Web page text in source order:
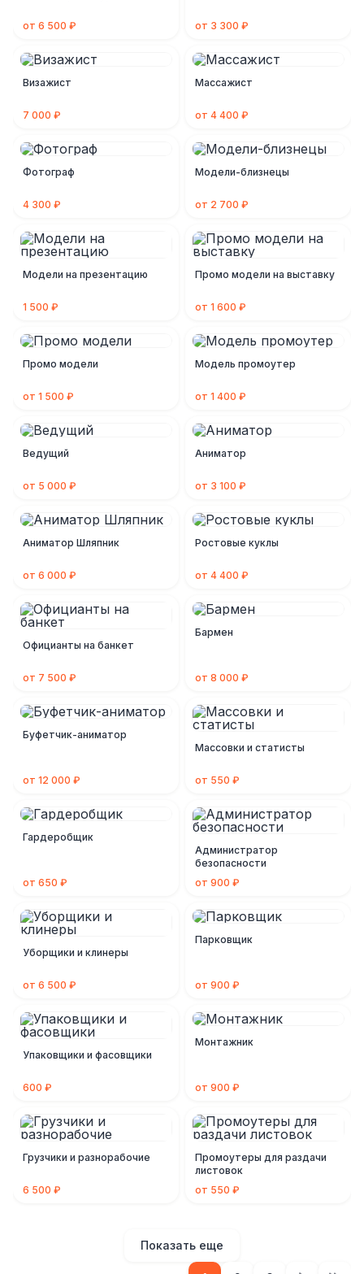
от 6 500 ₽ от 3 300 ₽
Визажист
7 000 ₽
Массажист
от 4 400 ₽
Фотограф
4 300 ₽
Модели-близнецы
от 2 700 ₽
Модели на презентацию
1 500 ₽
Промо модели на выставку
от 1 600 ₽
Промо модели
от 1 500 ₽
Модель промоутер
от 1 400 ₽
Ведущий
от 5 000 ₽
Аниматор
от 3 100 ₽
Аниматор Шляпник
от 6 000 ₽
Ростовые куклы
от 4 400 ₽
Официанты на банкет
от 7 500 ₽
Бармен
от 8 000 ₽
Буфетчик-аниматор
от 12 000 ₽
Массовки и статисты
от 550 ₽
Гардеробщик
от 650 ₽
Администратор
безопасности
от 900 ₽
Уборщики и клинеры
от 6 500 ₽
Парковщик
от 900 ₽
Упаковщики и фасовщики
600 ₽
Монтажник
от 900 ₽
Грузчики и разнорабочие
6 500 ₽
Промоутеры для раздачи
листовок
от 550 ₽
Показать еще